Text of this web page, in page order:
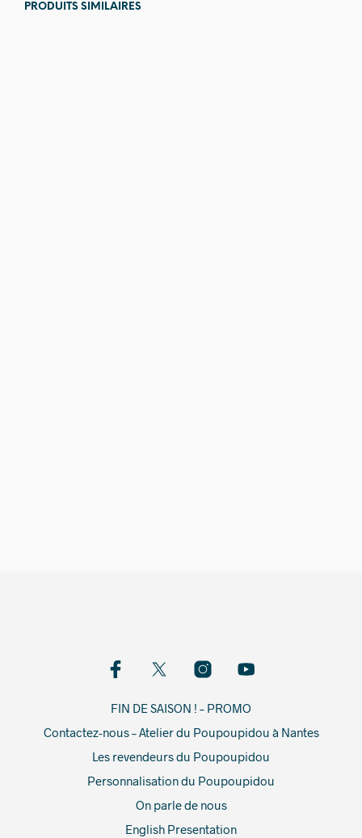
PRODUITS SIMILAIRES
FIN DE SAISON ! – PROMO
Contactez-nous – Atelier du Poupoupidou à Nantes
Les revendeurs du Poupoupidou
Personnalisation du Poupoupidou
On parle de nous
English Presentation